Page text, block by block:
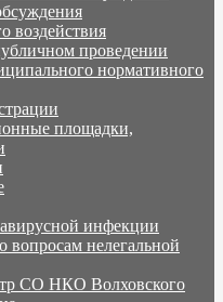
воздействия
проведении
нормативного
площадки,
инфекции
нелегальной
СО НКО Волховского